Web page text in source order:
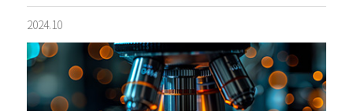
2024.10